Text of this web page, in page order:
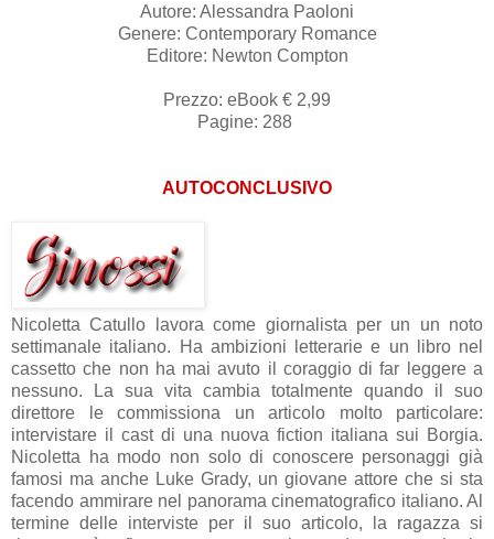
Autore: Alessandra Paoloni
Genere: Contemporary Romance
Editore: Newton Compton
Prezzo: eBook € 2,99
Pagine: 288
AUTOCONCLUSIVO
Nicoletta Catullo lavora come giornalista per un un noto
settimanale italiano. Ha ambizioni letterarie e un libro nel
cassetto che non ha mai avuto il coraggio di far leggere a
nessuno. La sua vita cambia totalmente quando il suo
direttore le commissiona un articolo molto particolare:
intervistare il cast di una nuova fiction italiana sui Borgia.
Nicoletta ha modo non solo di conoscere personaggi già
famosi ma anche Luke Grady, un giovane attore che si sta
facendo ammirare nel panorama cinematografico italiano. Al
termine delle interviste per il suo articolo, la ragazza si